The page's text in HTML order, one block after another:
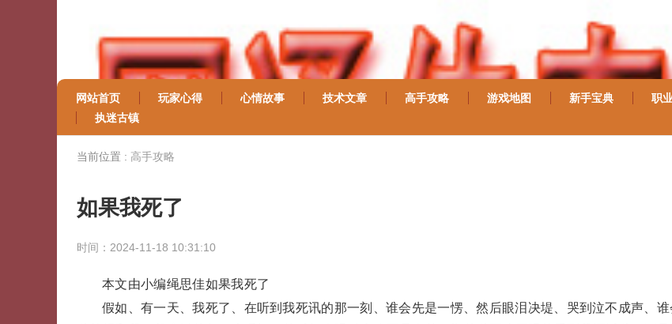
网站首页 玩家心得 心情故事 技术文章 高手攻略 游戏地图 新手宝典 职
执迷古镇
当前位置 : 高手攻略
如果我死了
时间：2024-11-18 10:31:10
本文由小编绳思佳如果我死了
假如、有一天、我死了、在听到我死讯的那一刻、谁会先是一愣、然后眼泪决堤、哭到泣不成声、谁